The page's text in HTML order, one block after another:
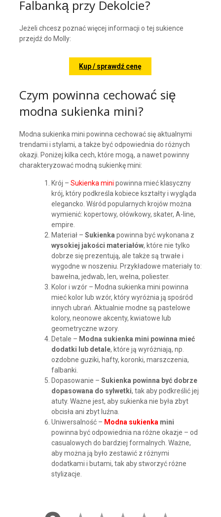
Falbanką przy Dekolcie?
Jeżeli chcesz poznać więcej informacji o tej sukience
przejdź do Molly:
Kup / sprawdź cenę
Czym powinna cechować się
modna sukienka mini?
Modna sukienka mini powinna cechować się aktualnymi
trendami i stylami, a także być odpowiednia do różnych
okazji. Poniżej kilka cech, które mogą, a nawet powinny
charakteryzować modną sukienkę mini:
Krój – Sukienka mini powinna mieć klasyczny
krój, który podkreśla kobiece kształty i wygląda
elegancko. Wśród popularnych krojów można
wymienić: kopertowy, ołówkowy, skater, A-line,
empire.
Materiał – Sukienka powinna być wykonana z
wysokiej jakości materiałów, które nie tylko
dobrze się prezentują, ale także są trwałe i
wygodne w noszeniu. Przykładowe materiały to:
bawełna, jedwab, len, wełna, poliester.
Kolor i wzór – Modna sukienka mini powinna
mieć kolor lub wzór, który wyróżnia ją spośród
innych ubrań. Aktualnie modne są pastelowe
kolory, neonowe akcenty, kwiatowe lub
geometryczne wzory.
Detale – Modna sukienka mini powinna mieć
dodatki lub detale, które ją wyróżniają, np.
ozdobne guziki, hafty, koronki, marszczenia,
falbanki.
Dopasowanie – Sukienka powinna być dobrze
dopasowana do sylwetki, tak aby podkreślić jej
atuty. Ważne jest, aby sukienka nie była zbyt
obcisła ani zbyt luźna.
Uniwersalność – Modna sukienka mini
powinna być odpowiednia na różne okazje – od
casualowych do bardziej formalnych. Ważne,
aby można ją było zestawić z różnymi
dodatkami i butami, tak aby stworzyć różne
stylizacje.